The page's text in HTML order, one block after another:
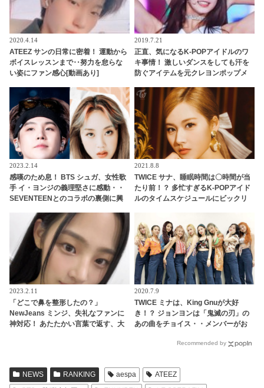
2020.4.14
ATEEZ サンの日常に密着！ 運動から
ボイスレッスンまで‥努力を怠らな
い姿にファン感心[動画あり]
2019.7.21
正直、気になるK-POPアイドルのワ
キ事情！ 激しいダンスをしても汗を
防ぐアイテムを元クレヨンポップメ
2023.2.14
感嘆のため息！ BTS シュガ、女性歌
手 イ・ヨンジの義理堅さに感動・・
SEVENTEENとのコラボの裏側に興
2021.8.8
TWICE サナ、睡眠時間は〇時間が当
たり前！？ 多忙すぎるK-POPアイド
ルのタイムスケジュールにビックリ
2023.2.11
「どこで鼻を整形したの？」
NewJeans ミンジ、失礼なファンに
神対応！ あたたかい言葉で返す、大
2020.7.9
TWICE ミナは、King Gnuが大好
き！？ ジョンヨンは「鬼滅の刃」の
あの曲をチョイス・・メンバーがお
Recommended by
NEWS RANKING aespa
ATEEZ